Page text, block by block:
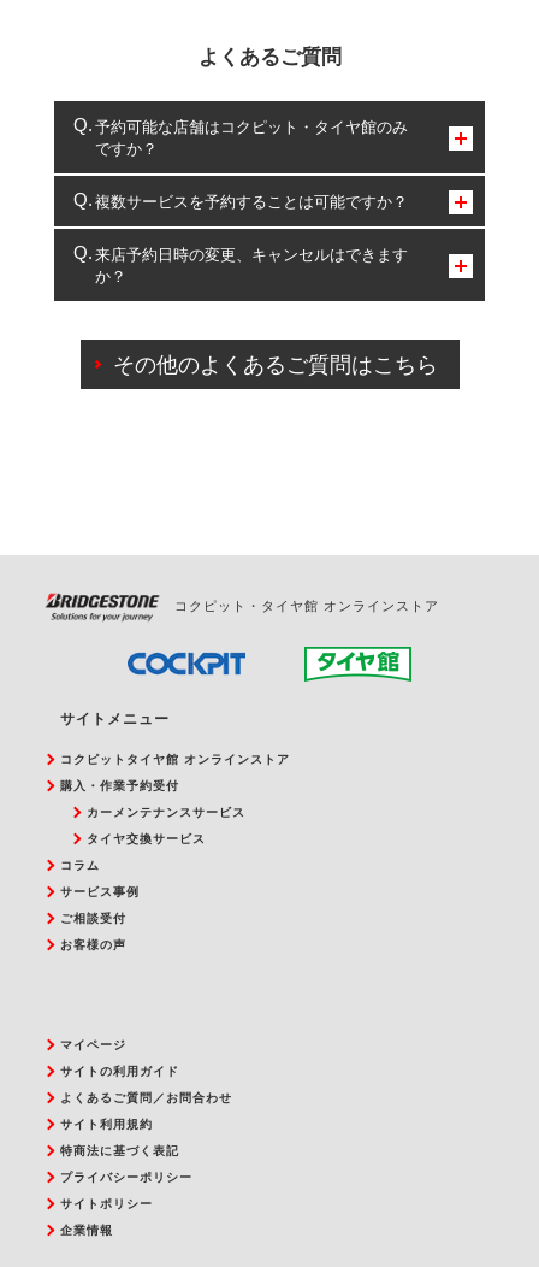
よくあるご質問
予約可能な店舗はコクピット・タイヤ館のみ
ですか？
コクピット・タイヤ館のみとなります。
複数サービスを予約することは可能ですか？
複数サービスのご予約は可能です。
一部の商品・サービスの組み合わせに限り、同時にご予約が
出来ないものもございます。
来店予約日時の変更、キャンセルはできます
か？
ご来店予約日の3営業日前を過ぎている場合のご予約
の日時変更につきましては、直接ご予約の店舗まで
その他のよくあるご質問はこちら
コクピット・タイヤ館 オンラインストア
サイトメニュー
コクピットタイヤ館 オンラインストア
購入・作業予約受付
カーメンテナンスサービス
タイヤ交換サービス
コラム
サービス事例
ご相談受付
お客様の声
マイページ
サイトの利用ガイド
よくあるご質問／お問合わせ
サイト利用規約
特商法に基づく表記
プライバシーポリシー
サイトポリシー
企業情報